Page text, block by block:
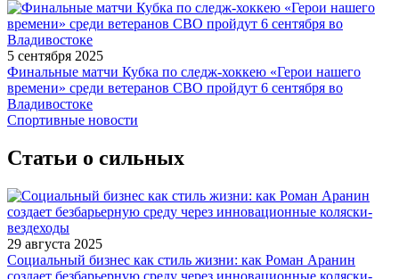
5 сентября 2025
Финальные матчи Кубка по следж-хоккею «Герои нашего
времени» среди ветеранов СВО пройдут 6 сентября во
Владивостоке
Спортивные новости
Статьи о сильных
29 августа 2025
Социальный бизнес как стиль жизни: как Роман Аранин
создает безбарьерную среду через инновационные коляски-